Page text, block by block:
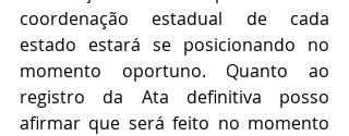
coordenação estadual de cada
estado estará se posicionando no
momento oportuno. Quanto ao
registro da Ata definitiva posso
afirmar que será feito no momento